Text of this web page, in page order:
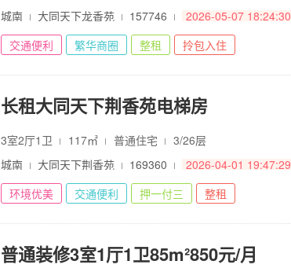
城南
大同天下龙香苑 157746
2026-05-07 18:24:30
交通便利
繁华商圈 整租 拎包入住
长租大同天下荆香苑电梯房
3室2厅1卫 117㎡ 普通住宅
3/26层
城南
大同天下荆香苑 169360
2026-04-01 19:47:29
环境优美
交通便利 押一付三 整租
普通装修3室1厅1卫85m²850元/月